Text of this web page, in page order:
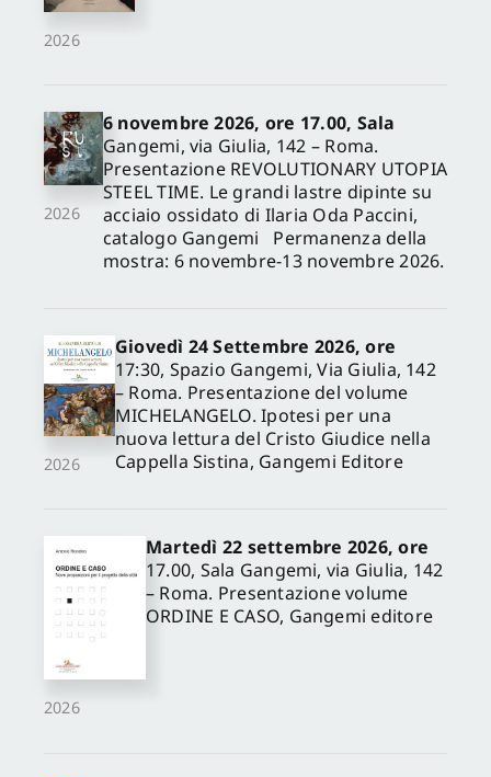
2026
2026
6 novembre 2026, ore 17.00, Sala
Gangemi, via Giulia, 142 – Roma.
Presentazione REVOLUTIONARY UTOPIA
STEEL TIME. Le grandi lastre dipinte su
acciaio ossidato di Ilaria Oda Paccini,
catalogo Gangemi Permanenza della
mostra: 6 novembre-13 novembre 2026.
2026
Giovedì 24 Settembre 2026, ore
17:30, Spazio Gangemi, Via Giulia, 142
– Roma. Presentazione del volume
MICHELANGELO. Ipotesi per una
nuova lettura del Cristo Giudice nella
Cappella Sistina, Gangemi Editore
2026
Martedì 22 settembre 2026, ore
17.00, Sala Gangemi, via Giulia, 142
– Roma. Presentazione volume
ORDINE E CASO, Gangemi editore